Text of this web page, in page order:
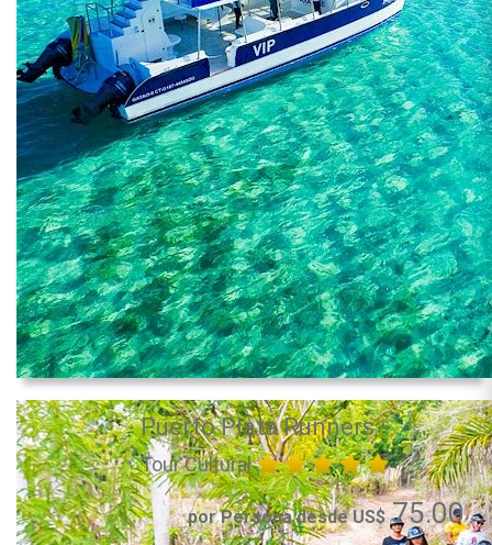
Puerto Plata Runners
Tour Cultural
por Persona desde US$75.00